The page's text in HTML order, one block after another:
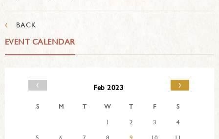
‹ BACK
EVENT CALENDAR
‹ Feb 2023 ›
S M T W T F
S
1
2 3
4